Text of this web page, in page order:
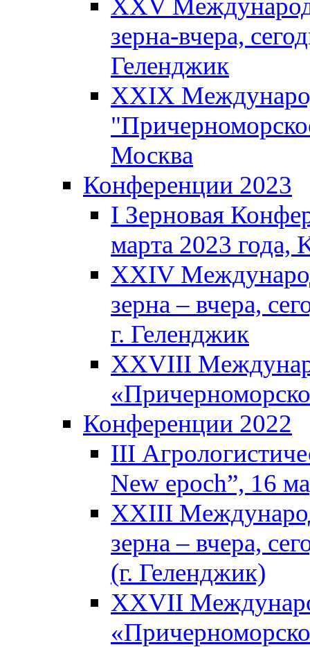
XXV
зерна-вчера,
Геленджик
XXIX
Москва
Конференции 2023
I Зерновая
марта 2023 года,
XXIV
зерна – вчера,
г. Геленджик
XXVIII
Конференции 2022
III
New epoch”, 16
XXIII
зерна – вчера,
(г. Геленджик)
XXVII